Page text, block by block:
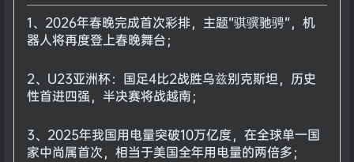
1、2026年春晚完成首次彩排，主题“骐骥驰骋”，机
器人将再度登上春晚舞台；
2、U23亚洲杯：国足4比2战胜乌兹别克斯坦，历史
性首进四强，半决赛将战越南；
3、2025年我国用电量突破10万亿度，在全球单一国
家中尚属首次，相当于美国全年用电量的两倍多；